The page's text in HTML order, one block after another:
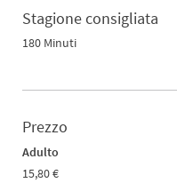
Stagione consigliata
180 Minuti
Prezzo
Adulto
15,80 €